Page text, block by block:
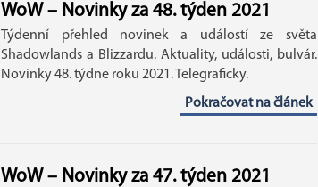
WoW – Novinky za 48. týden 2021
Týdenní přehled novinek a událostí ze světa
Shadowlands a Blizzardu. Aktuality, události, bulvár.
Novinky 48. týdne roku 2021. Telegraficky.
Pokračovat na článek
WoW – Novinky za 47. týden 2021